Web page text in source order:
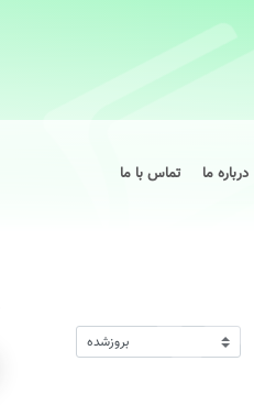
درباره ما تماس با ما